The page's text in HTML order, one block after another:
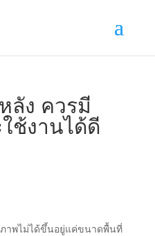
ลัง ควรมี
ช้งานได้ดี
าพไม่ได้ขึ้นอยู่แค่ขนาดพื้นที่